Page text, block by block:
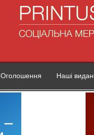
Оголошення Наші